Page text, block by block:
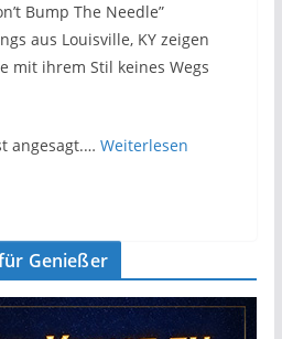
Bump The Needle”
aus Louisville, KY zeigen
mit ihrem Stil keines Wegs
angesagt.… Weiterlesen
Genießer